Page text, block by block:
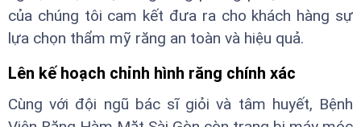
của chúng tôi cam kết đưa ra cho khách hàng sự
lựa chọn thẩm mỹ răng an toàn và hiệu quả.
Lên kế hoạch chỉnh hình răng chính xác
Cùng với đội ngũ bác sĩ giỏi và tâm huyết, Bệnh